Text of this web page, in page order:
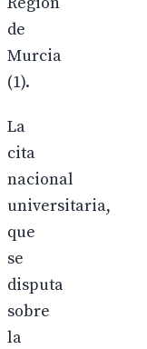
de
Murcia
(1).
La
cita
nacional
universitaria,
que
se
disputa
sobre
la